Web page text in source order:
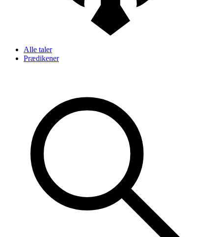
Alle taler
Prædikener